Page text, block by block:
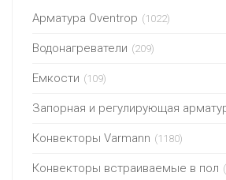
Арматура Oventrop (1022)
Водонагреватели (209)
Емкости (109)
Запорная и регулирующая
Конвекторы Varmann (1180)
Конвекторы встраиваемые в пол